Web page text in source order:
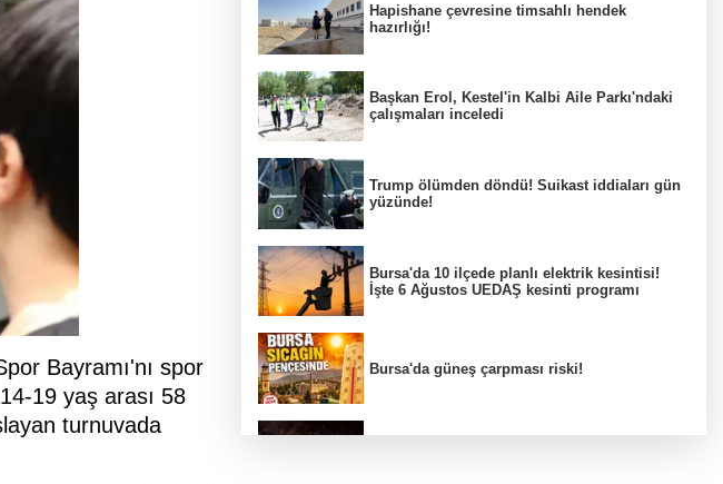
Bayramı'nı spor
19 yaş arası 58
turnuvada
Hapishane çevresine timsahlı hendek
hazırlığı!
Başkan Erol, Kestel'in Kalbi Aile Parkı'ndaki
çalışmaları inceledi
Trump ölümden döndü! Suikast iddiaları gün
yüzünde!
Bursa'da 10 ilçede planlı elektrik kesintisi!
İşte 6 Ağustos UEDAŞ kesinti programı
Bursa'da güneş çarpması riski!